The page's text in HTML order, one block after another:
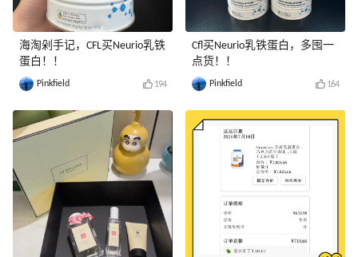
海淘剁手记，CFL买Neurio乳铁
蛋白！！
Pinkfield 194
Cfl买Neurio乳铁蛋白，多囤一
点货！！
Pinkfield 164